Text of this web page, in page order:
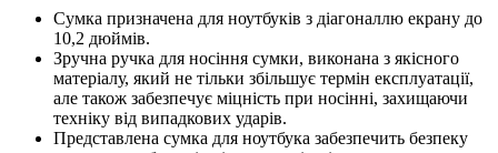
Сумка призначена для ноутбуків з діагоналлю екрану до
10,2 дюймів.
Зручна ручка для носіння сумки, виконана з якісного
матеріалу, який не тільки збільшує термін експлуатації,
але також забезпечує міцність при носінні, захищаючи
техніку від випадкових ударів.
Представлена ​​сумка для ноутбука забезпечить безпеку